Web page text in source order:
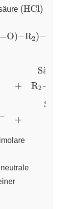
\left(
(HCl)
(C=O)-
=O)−RX
2)−
−
+
+
Sa
¨
RX
2−
Salzs